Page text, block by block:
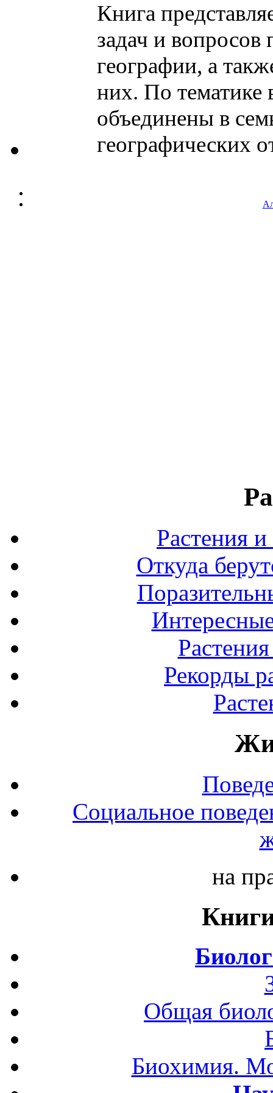
Книга
задач и
географии, а
них. По тематике
объединены в
географических
Растения
Откуда
Рекорды
Социальное
на
Общая
Биохимия.